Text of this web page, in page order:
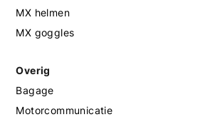
MX helmen
MX goggles
Overig
Bagage
Motorcommunicatie